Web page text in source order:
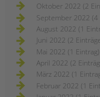
Oktober 2022 (2
September 2022 (4
August 2022 (1
Juni 2022 (2
Mai 2022 (1 Eintrag)
April 2022 (2
März 2022 (1
Februar 2022 (1